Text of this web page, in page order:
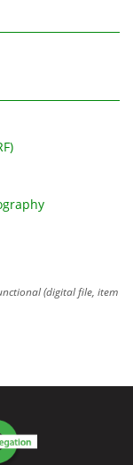
(digital file, item